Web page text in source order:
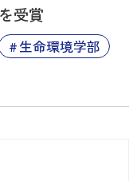
受賞
生命環境学部